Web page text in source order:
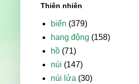
Thiên nhiên
biển (379)
hang động (158)
hồ (71)
núi (147)
núi lửa (30)